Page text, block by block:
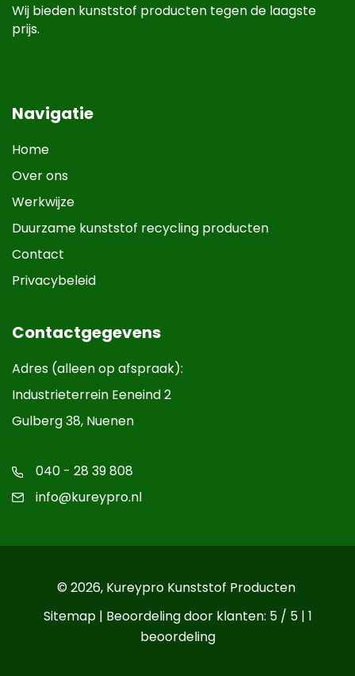
Wij bieden kunststof producten tegen de laagste
prijs.
Navigatie
Home
Over ons
Werkwijze
Duurzame kunststof recycling producten
Contact
Privacybeleid
Contactgegevens
Adres (alleen op afspraak):
Industrieterrein Eeneind 2
Gulberg 38, Nuenen
040 - 28 39 808
info@kureypro.nl
© 2026, Kureypro Kunststof Producten
Sitemap| Beoordeling door klanten: 5 / 5 | 1
beoordeling